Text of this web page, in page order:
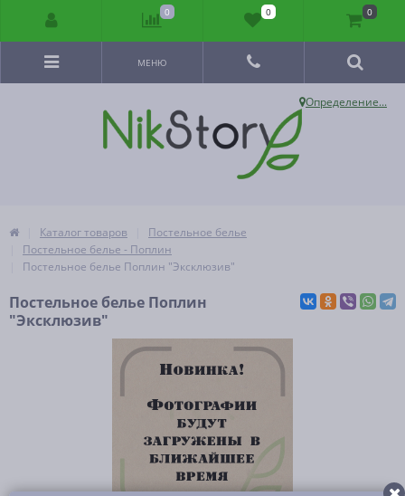
Определение...
МЕНЮ
Каталог товаров
Постельное белье
Постельное белье - Поплин
Постельное белье Поплин "Эксклюзив"
Постельное белье Поплин
"Эксклюзив"
0 0 0